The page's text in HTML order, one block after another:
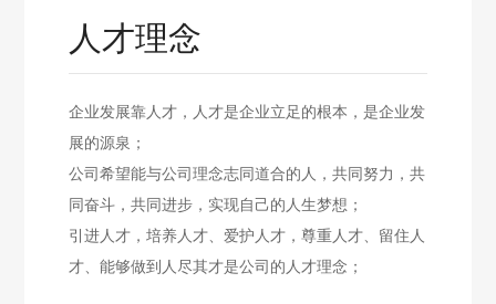
人才理念
企业发展靠人才，人才是企业立足的根本，是企业发
展的源泉；
公司希望能与公司理念志同道合的人，共同努力，共
同奋斗，共同进步，实现自己的人生梦想；
引进人才，培养人才、爱护人才，尊重人才、留住人
才、能够做到人尽其才是公司的人才理念；